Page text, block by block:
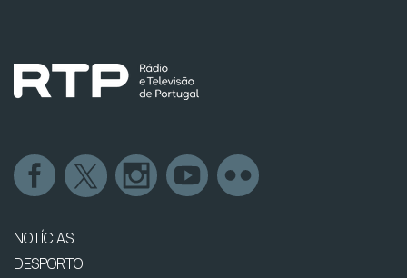
NOTÍCIAS
DESPORTO